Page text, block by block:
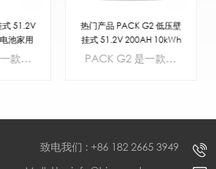
式 51.2V
池家用
PACK G2 是一款新型高容量磷酸铁锂电池，设计 适用于深度循环使用，具有更高的安全性，使用寿命更长 延长使用寿命，并优化用户体验。具体而言， 采用 IP65 认证设计，可提供灵活的室内照明。 或户外安装选项，包括壁挂式 以及地面安装。单个单元可提供高达 5kWh 的电力容量，最多可连接 15 个单元与此同时，它还提供了卓越的性能以满足需求。 家庭用电需求。
热门产品 PACK G2 低压壁
挂式 51.2V 200AH 10kWh
锂电池家用储能系统PACK G2 是一款新型高容量磷酸铁锂电池，设计适用于深度循环使用，具有更高的安全性，使用寿命更长延长使用寿命，并优化用户体验。具体而言，采用 IP65 认证设计，可提供灵活的室内照明。或户外安装选项，包括壁挂式以及地面安装。单个单元可提供高达 10千瓦时 (kWh) 的功率输出，最多可连接 15 个单元与此同时，它还提供了卓越的性能以满足需求。家庭用电需求。
致电我们 : +86 182 2665 3949